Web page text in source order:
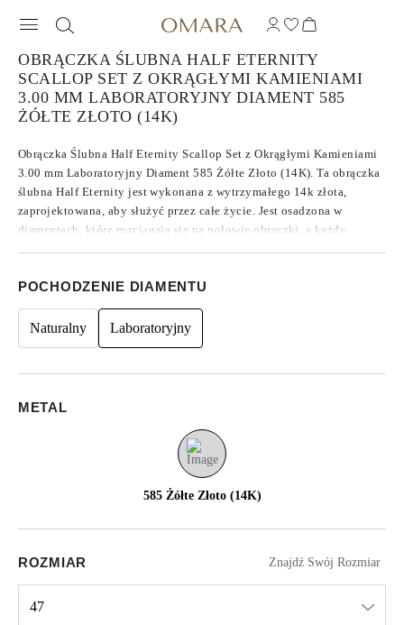
OBRĄCZKA ŚLUBNA HALF ETERNITY
SCALLOP SET Z OKRĄGŁYMI KAMIENIAMI
3.00 MM LABORATORYJNY DIAMENT 585
ŻÓŁTE ZŁOTO (14K)
Obrączka Ślubna Half Eternity Scallop Set z Okrągłymi Kamieniami
3.00 mm Laboratoryjny Diament 585 Żółte Złoto (14K). Ta obrączka
ślubna Half Eternity jest wykonana z wytrzymałego 14k złota,
zaprojektowana, aby służyć przez całe życie. Jest osadzona w
diamentach, które rozciągają się na połowie obrączki, a każdy
doskonały do idealnego, te diamenty oferują niezwykły blask, który
poprawia ogólny wygląd obrączki.
POCHODZENIE DIAMENTU
Naturalny Laboratoryjny
METAL
585 Żółte Złoto (14K)
ROZMIAR Znajdź Swój Rozmiar
47